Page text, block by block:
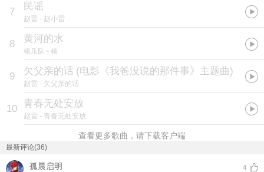
7 民谣
赵雷 - 赵小雷
8 黄河的水
椿乐队 - 椿
9 欠父亲的话 (电影《我爸没说的那件事》主题曲)
赵雷 - 欠父亲的话
10 青春无处安放
赵雷 - 青春无处安放
查看更多歌曲，请下载客户端
最新评论(36)
孤晨启明 4